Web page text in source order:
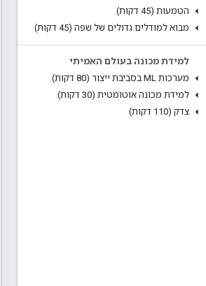
הטמעות (45 דקות)
מבוא למודלים גדולים של שפה (45 דקות)
למידת מכונה בעולם האמיתי
מערכות ML בסביבת ייצור (80 דקות)
למידת מכונה אוטומטית (30 דקות)
צדק (110 דקות)